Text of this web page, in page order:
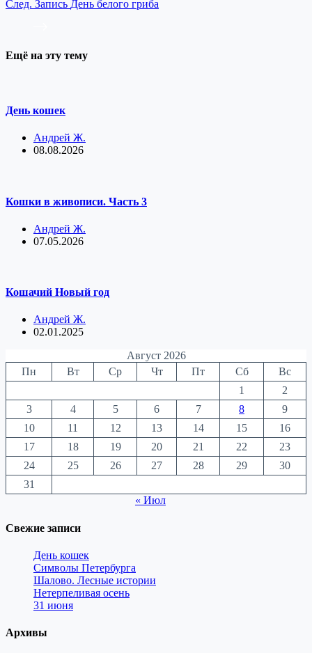
След. Запись День белого гриба
Ещё на эту тему
День кошек
Андрей Ж.
08.08.2026
Кошки в живописи. Часть 3
Андрей Ж.
07.05.2026
Кошачий Новый год
Андрей Ж.
02.01.2025
Август 2026
Пн
Вт Ср Чт Пт Сб
Вс
1
2
3
4 5 6 7 8
9
10
11 12 13 14 15
16
17
18 19 20 21 22
23
24
25 26 27 28 29
30
31
« Июл
Свежие записи
День кошек
Символы Петербурга
Шалово. Лесные истории
Нетерпеливая осень
31 июня
Архивы